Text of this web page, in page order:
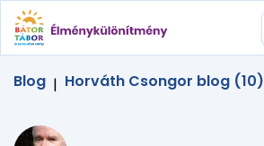
Blog | Horváth Csongor blog (10)